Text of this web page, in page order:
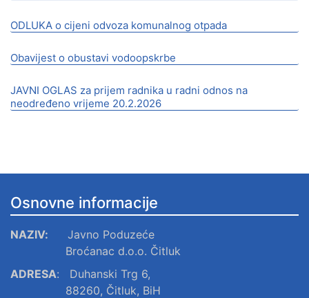
ODLUKA o cijeni odvoza komunalnog otpada
Obavijest o obustavi vodoopskrbe
JAVNI OGLAS za prijem radnika u radni odnos na
neodređeno vrijeme 20.2.2026
Osnovne informacije
NAZIV:
Javno Poduzeće
Broćanac d.o.o. Čitluk
ADRESA:
Duhanski Trg 6,
88260, Čitluk, BiH